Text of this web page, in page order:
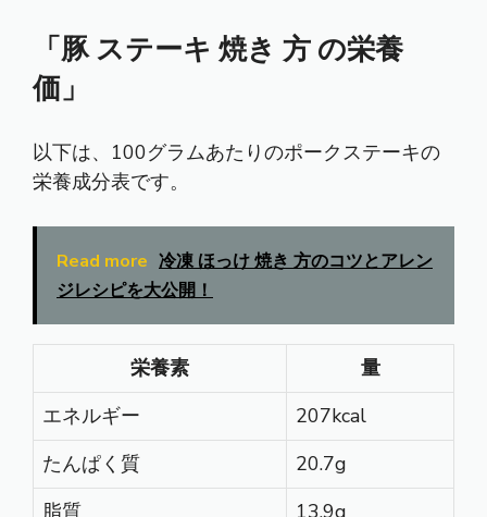
「豚 ステーキ 焼き 方 の栄養
価」
以下は、100グラムあたりのポークステーキの
栄養成分表です。
Read more 冷凍 ほっけ 焼き 方のコツとアレン
ジレシピを大公開！
栄養素
量
エネルギー
207kcal
たんぱく質
20.7g
脂質
13.9g